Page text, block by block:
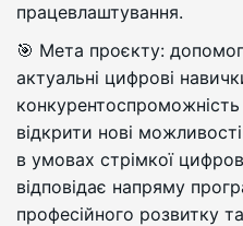
працевлаштування.
🎯 Мета проєкту:
актуальні цифрові
відкрити нові
в умовах стрімкої
відповідає напряму
професійного розвитку та